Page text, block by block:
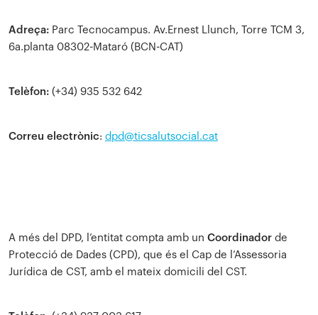
Adreça: Parc Tecnocampus. Av.Ernest Llunch, Torre TCM 3,
6a.planta 08302-Mataró (BCN-CAT)
Telèfon: (+34) 935 532 642
Correu electrònic: dpd@ticsalutsocial.cat
A més del DPD, l’entitat compta amb un Coordinador de
Protecció de Dades (CPD), que és el Cap de l’Assessoria
Jurídica de CST, amb el mateix domicili del CST.